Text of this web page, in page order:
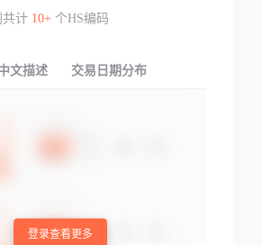
共计 10+个HS编码
文描述 交易日期分布
登录查看更多